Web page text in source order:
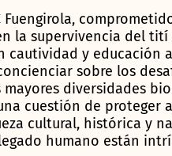
Fuengirola,
la supervivencia del tití
cautividad y educación
sobre los
diversidades
cuestión de proteger
cultural, histórica y
humano están